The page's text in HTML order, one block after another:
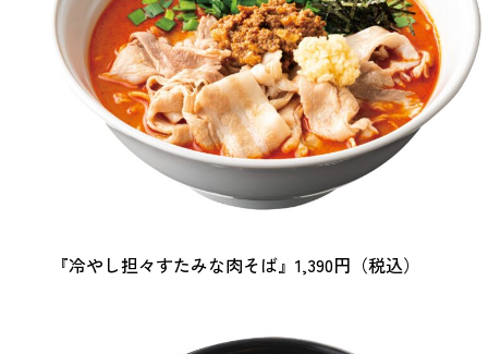
『冷やし担々すたみな肉そば』1,390円（税込）